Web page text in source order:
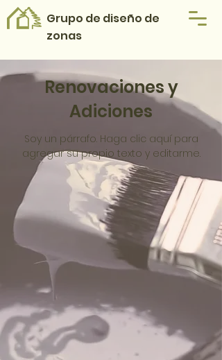
Grupo de diseño de
zonas
Renovaciones y
Adiciones
Soy un párrafo. Haga clic aquí para
agregar su propio texto y editarme.